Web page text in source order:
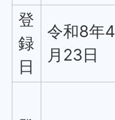
登
録
日
令和8年4
月23日